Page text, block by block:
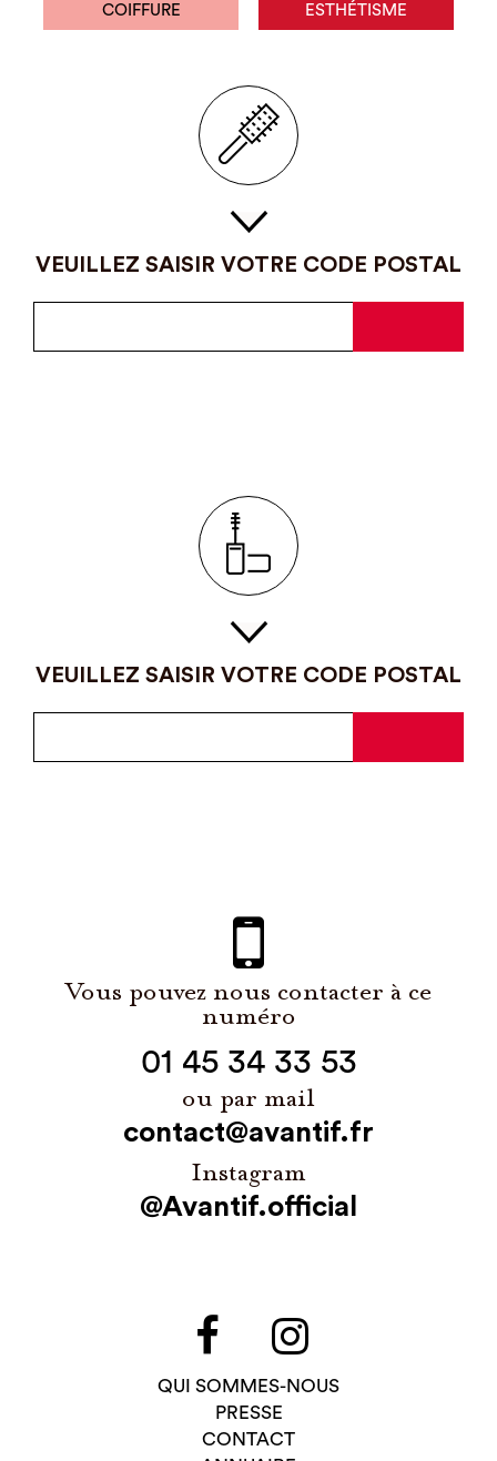
COIFFURE ESTHÉTISME
VEUILLEZ SAISIR VOTRE CODE POSTAL
VEUILLEZ SAISIR VOTRE CODE POSTAL
Vous pouvez nous contacter à ce
numéro
01 45 34 33 53
ou par mail
contact@avantif.fr
Instagram
@Avantif.official
QUI SOMMES-NOUS
PRESSE
CONTACT